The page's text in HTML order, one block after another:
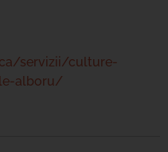
servizii/culture-
alboru/